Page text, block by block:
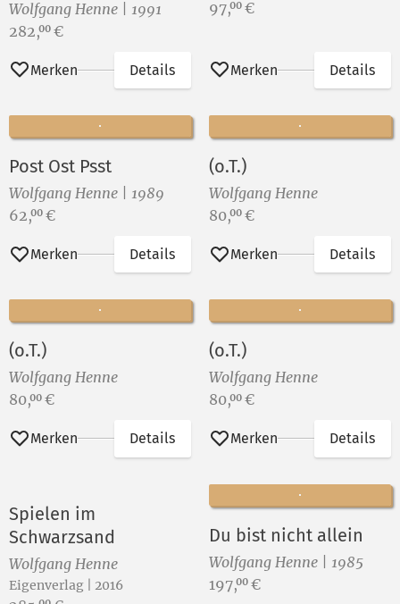
Wolfgang Henne | 1991
Preis:
282,00 €
Merken Details
Preis:
97,00 €
Merken Details
Post Ost Psst
Wolfgang Henne | 1989
Preis:
62,00 €
Merken Details
(o.T.)
Wolfgang Henne
Preis:
80,00 €
Merken Details
(o.T.)
Wolfgang Henne
Preis:
80,00 €
Merken Details
(o.T.)
Wolfgang Henne
Preis:
80,00 €
Merken Details
Spielen im
Schwarzsand
Wolfgang Henne
Eigenverlag | 2016
Du bist nicht allein
Wolfgang Henne | 1985
Preis:
197,00 €